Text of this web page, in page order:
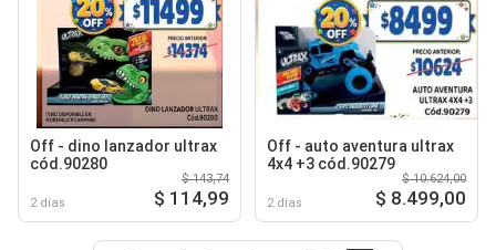
Off - dino lanzador ultrax
cód.90280
2 días
$ 143,74
$ 114,99
Off - auto aventura ultrax
4x4 +3 cód.90279
2 días
$ 10.624,00
$ 8.499,00